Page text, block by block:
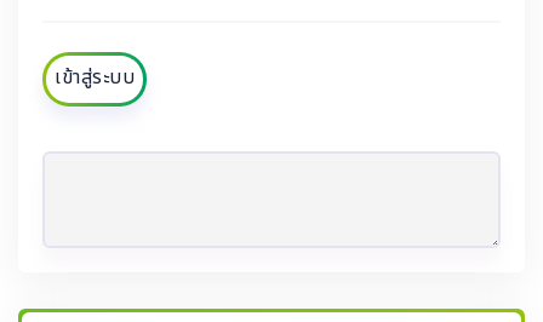
เข้าสู่ระบบ